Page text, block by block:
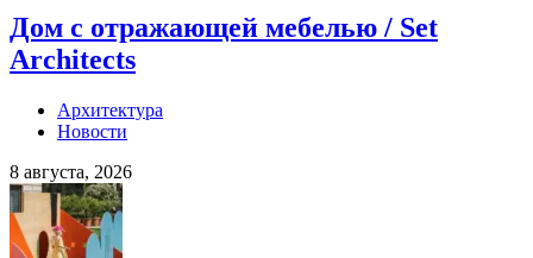
Дом с отражающей мебелью / Set
Architects
Архитектура
Новости
8 августа, 2026